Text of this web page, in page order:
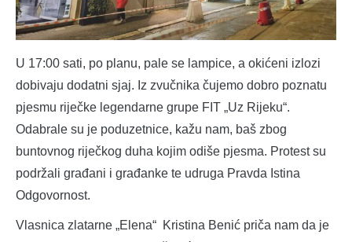
U 17:00 sati, po planu, pale se lampice, a okićeni izlozi
dobivaju dodatni sjaj. Iz zvučnika čujemo dobro poznatu
pjesmu riječke legendarne grupe FIT „Uz Rijeku“.
Odabrale su je poduzetnice, kažu nam, baš zbog
buntovnog riječkog duha kojim odiše pjesma. Protest su
podržali građani i građanke te udruga Pravda Istina
Odgovornost.
Vlasnica zlatarne „Elena“ Kristina Benić priča nam da je